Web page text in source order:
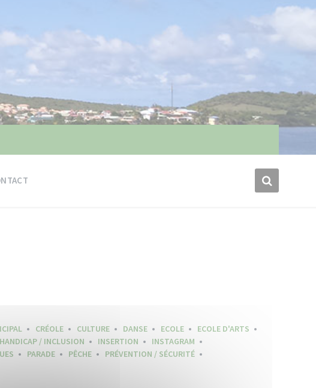
CRÉOLE CULTURE DANSE ECOLE
ECOLE D'ARTS
HANDICAP / INCLUSION INSERTION
INSTAGRAM
PARADE PÊCHE
PRÉVENTION / SÉCURITÉ